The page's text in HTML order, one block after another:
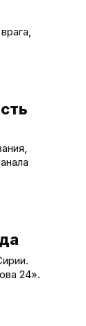
24».